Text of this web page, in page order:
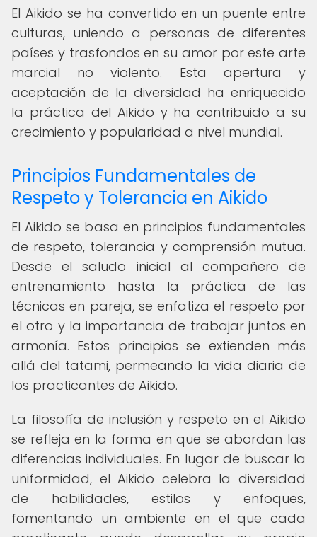
El Aikido se ha convertido en un puente entre
culturas, uniendo a personas de diferentes
países y trasfondos en su amor por este arte
marcial no violento. Esta apertura y
aceptación de la diversidad ha enriquecido
la práctica del Aikido y ha contribuido a su
crecimiento y popularidad a nivel mundial.
Principios Fundamentales de
Respeto y Tolerancia en Aikido
El Aikido se basa en principios fundamentales
de respeto, tolerancia y comprensión mutua.
Desde el saludo inicial al compañero de
entrenamiento hasta la práctica de las
técnicas en pareja, se enfatiza el respeto por
el otro y la importancia de trabajar juntos en
armonía. Estos principios se extienden más
allá del tatami, permeando la vida diaria de
los practicantes de Aikido.
La filosofía de inclusión y respeto en el Aikido
se refleja en la forma en que se abordan las
diferencias individuales. En lugar de buscar la
uniformidad, el Aikido celebra la diversidad
de habilidades, estilos y enfoques,
fomentando un ambiente en el que cada